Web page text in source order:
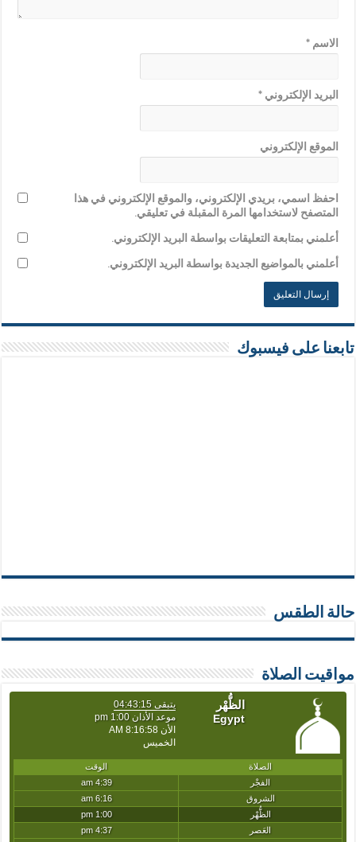
الاسم*
البريد الإلكتروني*
الموقع الإلكتروني
احفظ اسمي، بريدي الإلكتروني، والموقع الإلكتروني في هذا
المتصفح لاستخدامها المرة المقبلة في تعليقي.
أعلمني بمتابعة التعليقات بواسطة البريد الإلكتروني.
أعلمني بالمواضيع الجديدة بواسطة البريد الإلكتروني.
تابعنا على فيسبوك
حالة الطقس
مواقيت الصلاة